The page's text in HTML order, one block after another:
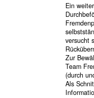
Ein
versucht
Zur
Team
(durch
Als